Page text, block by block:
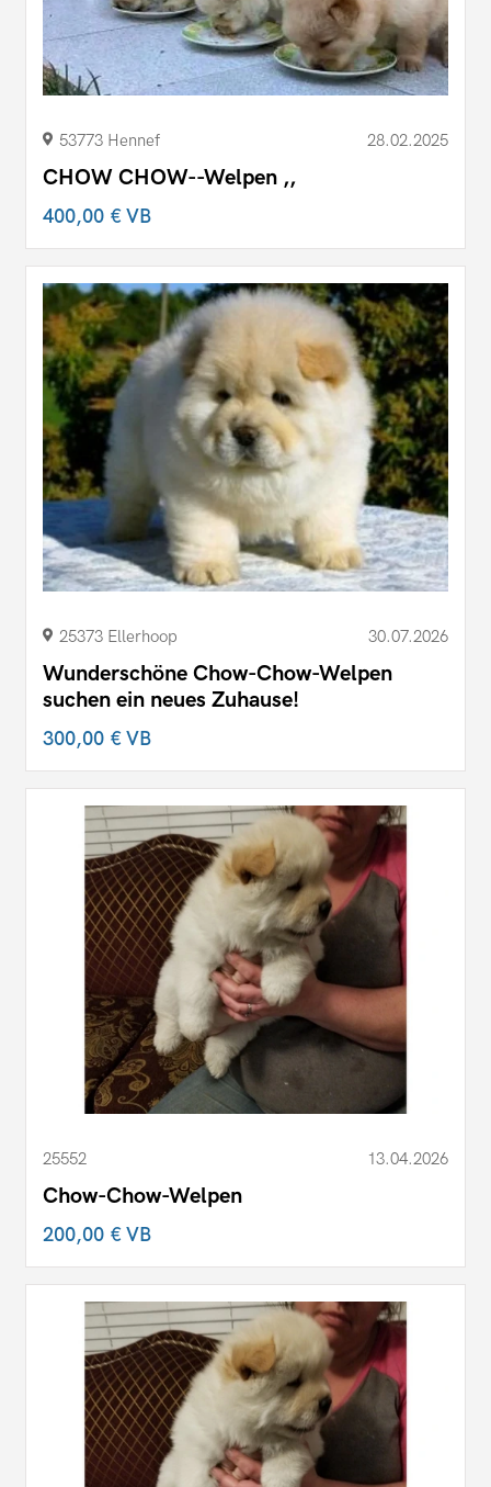
53773 Hennef 28.02.2025
CHOW CHOW--Welpen ,,
400,00 €VB
25373 Ellerhoop 30.07.2026
Wunderschöne Chow-Chow-Welpen
suchen ein neues Zuhause!
300,00 €VB
25552 13.04.2026
Chow-Chow-Welpen
200,00 €VB